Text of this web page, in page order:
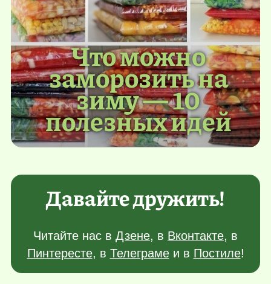
Что можно
заморозить на
зиму — 10
полезных идей
Давайте дружить!
Читайте нас в Дзене, в Вконтакте, в
Пинтересте, в Телеграмеи в Постиле!